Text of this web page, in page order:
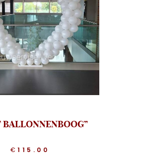
BALLONNENBOOG”
€115.00